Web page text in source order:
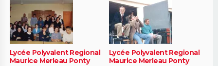
Lycée Polyvalent Regional
Maurice Merleau Ponty
Lycée Polyvalent Regional
Maurice Merleau Ponty